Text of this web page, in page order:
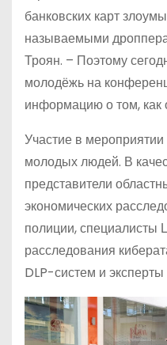
банковских карт
называемыми
Троян. – Поэтому
молодёжь на
информацию о том, как
Участие в
молодых людей. В
представители
экономических
полиции, специалисты
расследования
DLP-систем и